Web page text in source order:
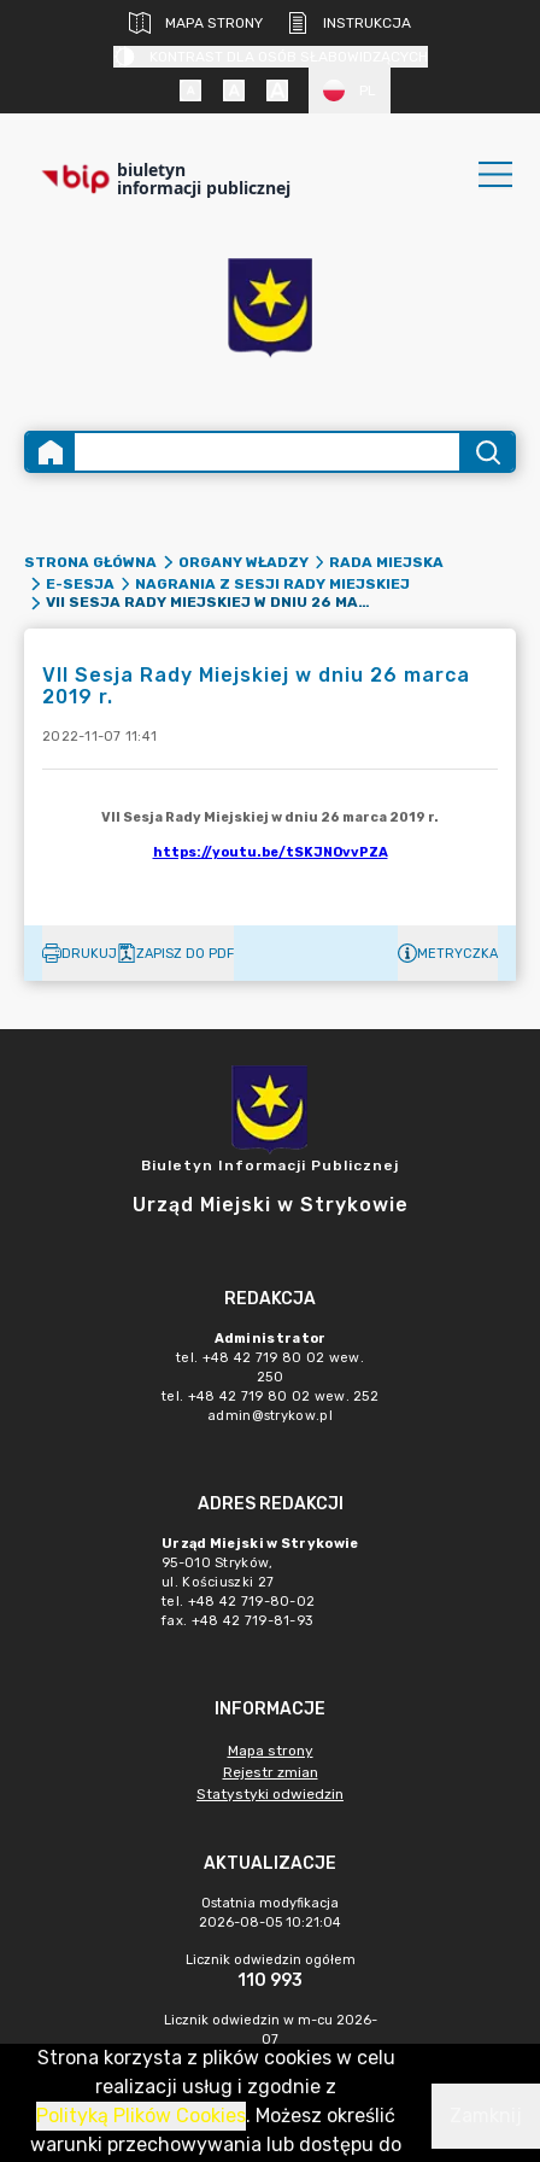
MAPA STRONY
INSTRUKCJA
biuletyn
informacji publicznej
STRONA GŁÓWNA ORGANY WŁADZY
RADA MIEJSKA
E-SESJA
NAGRANIA Z SESJI RADY MIEJSKIEJ
VII SESJA RADY MIEJSKIEJ W DNIU 26 MARCA 2019 R.
VII Sesja Rady Miejskiej w dniu 26 marca
2019 r.
2022-11-07 11:41
DRUKUJ ZAPISZ DO PDF METRYCZKA
Biuletyn Informacji Publicznej
Urząd Miejski w Strykowie
REDAKCJA
Administrator
tel. +48 42 719 80 02 wew.
250
tel. +48 42 719 80 02 wew. 252
admin@strykow.pl
ADRES REDAKCJI
Urząd Miejski w Strykowie
95-010 Stryków,
ul. Kościuszki 27
tel. +48 42 719-80-02
fax. +48 42 719-81-93
INFORMACJE
Mapa strony
Rejestr zmian
Statystyki odwiedzin
AKTUALIZACJE
Ostatnia modyfikacja
2026-08-05 10:21:04
Licznik odwiedzin ogółem
110 993
Licznik odwiedzin w m-cu 2026-
07
1 102
CMS & Hosting: Nefeni Sp. z o.o.
Strona korzysta z plików cookies w celu
realizacji usług i zgodnie z
Polityką Plików Cookies. Możesz określić
warunki przechowywania lub dostępu do